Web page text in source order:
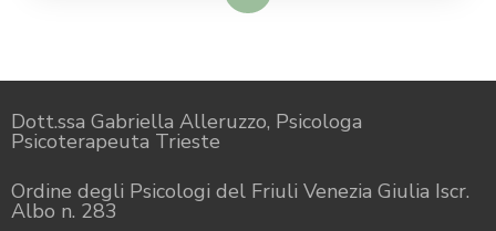
Dott.ssa Gabriella Alleruzzo, Psicologa
Psicoterapeuta Trieste
Ordine degli Psicologi del Friuli Venezia Giulia Iscr.
Albo n. 283